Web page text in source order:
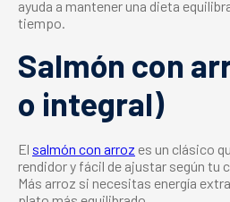
ayuda a mantener una dieta
tiempo.
Salmón con
o integral)
El salmón con arroz es un clásico
rendidor y fácil de ajustar según tu
Más arroz si necesitas energía